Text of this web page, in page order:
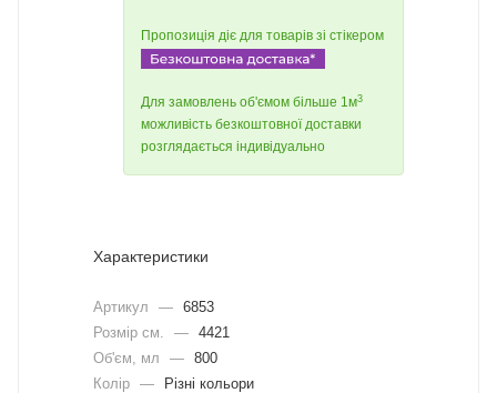
Пропозиція діє для товарів зі стікером
Для замовлень об'ємом більше 1м3
можливість безкоштовної доставки
розглядається індивідуально
Характеристики
Артикул — 6853
Розмір см.
— 4421
Об'єм, мл
— 800
Колір —
Різні кольори